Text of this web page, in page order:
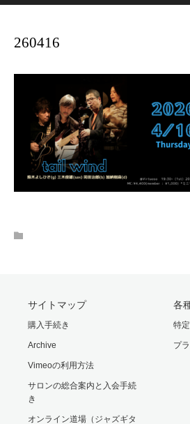
260416
サイトマップ
購入手続き
Archive
Vimeoの利用方法
サロンの総合案内と入会手続
き
オンライン道場（ジャズギタ
各
特
プ